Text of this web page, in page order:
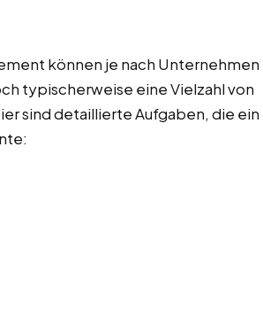
können je nach Unternehmen
typischerweise eine Vielzahl von
sind detaillierte Aufgaben, die ein